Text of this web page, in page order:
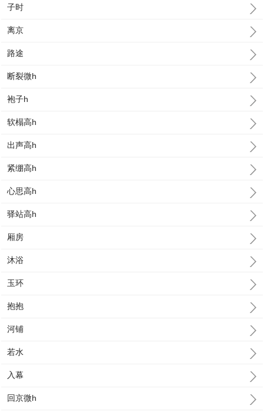
子时
离京
路途
断裂微h
袍子h
软榻高h
出声高h
紧绷高h
心思高h
驿站高h
厢房
沐浴
玉环
抱抱
河铺
若水
入幕
回京微h